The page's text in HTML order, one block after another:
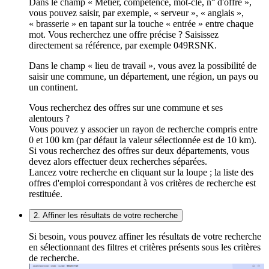
vous pouvez saisir, par exemple, « serveur », « anglais »,
« brasserie » en tapant sur la touche « entrée » entre chaque
mot. Vous recherchez une offre précise ? Saisissez
directement sa référence, par exemple 049RSNK.
Dans le champ « lieu de travail », vous avez la possibilité de
saisir une commune, un département, une région, un pays ou
un continent.
Vous recherchez des offres sur une commune et ses
alentours ?
Vous pouvez y associer un rayon de recherche compris entre
0 et 100 km (par défaut la valeur sélectionnée est de 10 km).
Si vous recherchez des offres sur deux départements, vous
devez alors effectuer deux recherches séparées.
Lancez votre recherche en cliquant sur la loupe ; la liste des
offres d'emploi correspondant à vos critères de recherche est
restituée.
2. Affiner les résultats de votre recherche
Si besoin, vous pouvez affiner les résultats de votre recherche
en sélectionnant des filtres et critères présents sous les critères
de recherche.